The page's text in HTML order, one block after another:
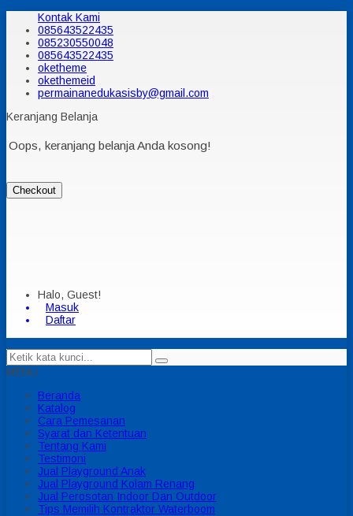
Kontak Kami
085643522435
085230550048
085643522435
oketheme
okethemeid
permainanedukasisby@gmail.com
Keranjang Belanja
Oops, keranjang belanja Anda kosong!
Checkout
Halo, Guest!
Masuk
Daftar
MENU
Beranda
Katalog
Cara Pemesanan
Syarat dan Ketentuan
Tentang Kami
Testimoni
Jual Playground Anak
Jual Playground Kolam Renang
Jual Perosotan Indoor Dan Outdoor
Tips Memilih Kontraktor Waterboom